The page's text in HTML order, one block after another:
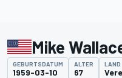
Mike
GEBURTSDATUM
1959-03-10
ALTER
67
LAND